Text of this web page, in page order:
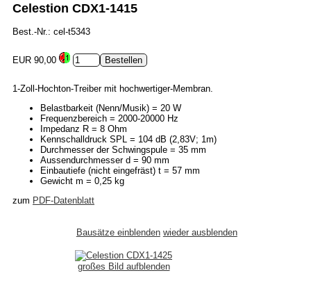
Celestion CDX1-1415
Best.-Nr.: cel-t5343
EUR 90,00
1-Zoll-Hochton-Treiber mit hochwertiger-Membran.
Belastbarkeit (Nenn/Musik) = 20 W
Frequenzbereich = 2000-20000 Hz
Impedanz R = 8 Ohm
Kennschalldruck SPL = 104 dB (2,83V; 1m)
Durchmesser der Schwingspule = 35 mm
Aussendurchmesser d = 90 mm
Einbautiefe (nicht eingefräst) t = 57 mm
Gewicht m = 0,25 kg
zum PDF-Datenblatt
Bausätze einblenden wieder ausblenden
großes Bild aufblenden